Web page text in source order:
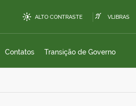
ALTO CONTRASTE VLIBRAS
Contatos Transição de Governo